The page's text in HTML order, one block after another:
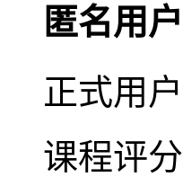
匿名用户
正式用户
课程评分